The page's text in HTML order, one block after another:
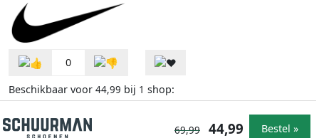
0
Beschikbaar voor 44,99 bij 1 shop:
69,99 44,99 Bestel »